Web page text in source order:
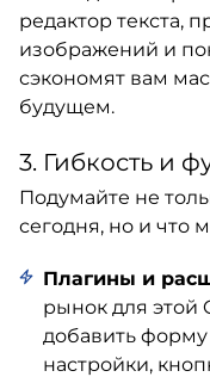
редактор текста,
изображений и
сэкономят вам
будущем.
3. Гибкость и
Подумайте не
сегодня, но и что
Плагины и
рынок для этой
добавить форму
настройки,